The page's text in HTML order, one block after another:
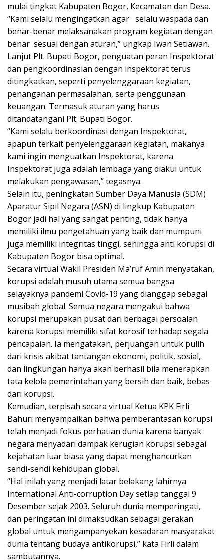
mulai tingkat Kabupaten Bogor, Kecamatan dan Desa.
“Kami selalu mengingatkan agar selalu waspada dan
benar-benar melaksanakan program kegiatan dengan
benar sesuai dengan aturan,” ungkap Iwan Setiawan.
Lanjut Plt. Bupati Bogor, penguatan peran Inspektorat
dan pengkoordinasian dengan inspektorat terus
ditingkatkan, seperti penyelenggaraan kegiatan,
penanganan permasalahan, serta penggunaan
keuangan. Termasuk aturan yang harus
ditandatangani Plt. Bupati Bogor.
“Kami selalu berkoordinasi dengan Inspektorat,
apapun terkait penyelenggaraan kegiatan, makanya
kami ingin menguatkan Inspektorat, karena
Inspektorat juga adalah lembaga yang diakui untuk
melakukan pengawasan,” tegasnya.
Selain itu, peningkatan Sumber Daya Manusia (SDM)
Aparatur Sipil Negara (ASN) di lingkup Kabupaten
Bogor jadi hal yang sangat penting, tidak hanya
memiliki ilmu pengetahuan yang baik dan mumpuni
juga memiliki integritas tinggi, sehingga anti korupsi di
Kabupaten Bogor bisa optimal.
Secara virtual Wakil Presiden Ma’ruf Amin menyatakan,
korupsi adalah musuh utama semua bangsa
selayaknya pandemi Covid-19 yang dianggap sebagai
musibah global. Semua negara mengakui bahwa
korupsi merupakan pusat dari berbagai persoalan
karena korupsi memiliki sifat korosif terhadap segala
pencapaian. Ia mengatakan, perjuangan untuk pulih
dari krisis akibat tantangan ekonomi, politik, sosial,
dan lingkungan hanya akan berhasil bila menerapkan
tata kelola pemerintahan yang bersih dan baik, bebas
dari korupsi.
Kemudian, terpisah secara virtual Ketua KPK Firli
Bahuri menyampaikan bahwa pemberantasan korupsi
telah menjadi fokus perhatian dunia karena banyak
negara menyadari dampak kerugian korupsi sebagai
kejahatan luar biasa yang dapat menghancurkan
sendi-sendi kehidupan global.
“Hal inilah yang menjadi latar belakang lahirnya
International Anti-corruption Day setiap tanggal 9
Desember sejak 2003. Seluruh dunia memperingati,
dan peringatan ini dimaksudkan sebagai gerakan
global untuk mengampanyekan kesadaran masyarakat
dunia tentang budaya antikorupsi,” kata Firli dalam
sambutannya.